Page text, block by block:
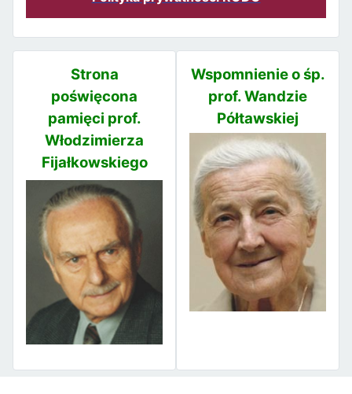
Strona
poświęcona
pamięci prof.
Włodzimierza
Fijałkowskiego
Wspomnienie o śp.
prof. Wandzie
Półtawskiej